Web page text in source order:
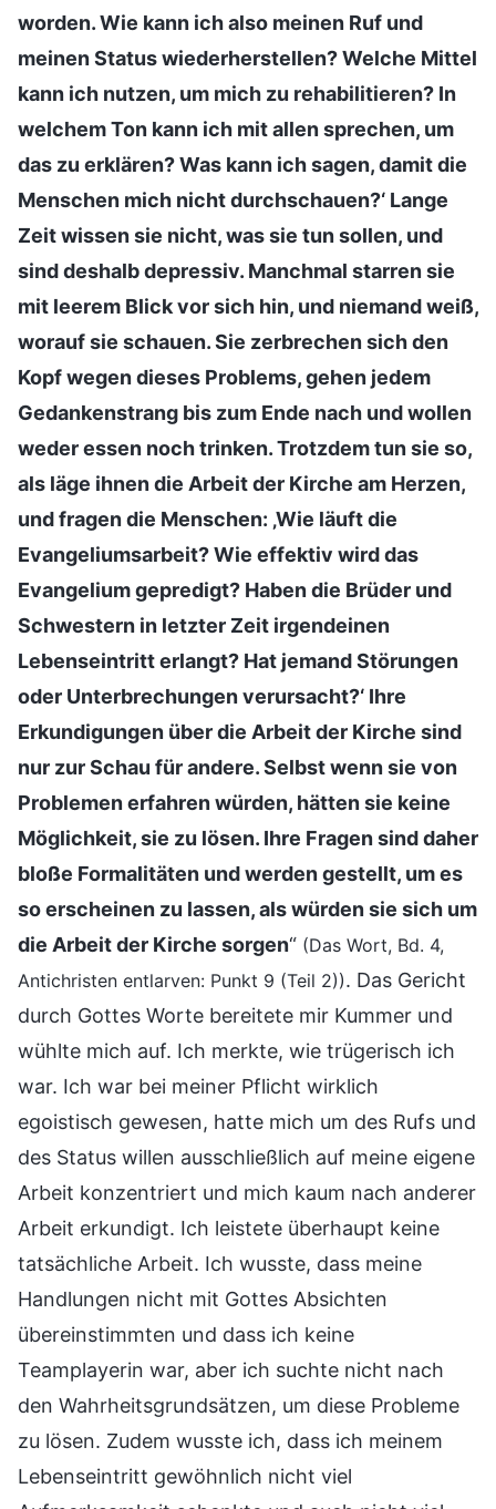
worden. Wie kann ich also meinen Ruf und
meinen Status wiederherstellen? Welche Mittel
kann ich nutzen, um mich zu rehabilitieren? In
welchem Ton kann ich mit allen sprechen, um
das zu erklären? Was kann ich sagen, damit die
Menschen mich nicht durchschauen?‘ Lange
Zeit wissen sie nicht, was sie tun sollen, und
sind deshalb depressiv. Manchmal starren sie
mit leerem Blick vor sich hin, und niemand weiß,
worauf sie schauen. Sie zerbrechen sich den
Kopf wegen dieses Problems, gehen jedem
Gedankenstrang bis zum Ende nach und wollen
weder essen noch trinken. Trotzdem tun sie so,
als läge ihnen die Arbeit der Kirche am Herzen,
und fragen die Menschen: ‚Wie läuft die
Evangeliumsarbeit? Wie effektiv wird das
Evangelium gepredigt? Haben die Brüder und
Schwestern in letzter Zeit irgendeinen
Lebenseintritt erlangt? Hat jemand Störungen
oder Unterbrechungen verursacht?‘ Ihre
Erkundigungen über die Arbeit der Kirche sind
nur zur Schau für andere. Selbst wenn sie von
Problemen erfahren würden, hätten sie keine
Möglichkeit, sie zu lösen. Ihre Fragen sind daher
bloße Formalitäten und werden gestellt, um es
so erscheinen zu lassen, als würden sie sich um
die Arbeit der Kirche sorgen“ (Das Wort, Bd. 4,
Antichristen entlarven: Punkt 9 (Teil 2)). Das Gericht
durch Gottes Worte bereitete mir Kummer und
wühlte mich auf. Ich merkte, wie trügerisch ich
war. Ich war bei meiner Pflicht wirklich
egoistisch gewesen, hatte mich um des Rufs und
des Status willen ausschließlich auf meine eigene
Arbeit konzentriert und mich kaum nach anderer
Arbeit erkundigt. Ich leistete überhaupt keine
tatsächliche Arbeit. Ich wusste, dass meine
Handlungen nicht mit Gottes Absichten
übereinstimmten und dass ich keine
Teamplayerin war, aber ich suchte nicht nach
den Wahrheitsgrundsätzen, um diese Probleme
zu lösen. Zudem wusste ich, dass ich meinem
Lebenseintritt gewöhnlich nicht viel